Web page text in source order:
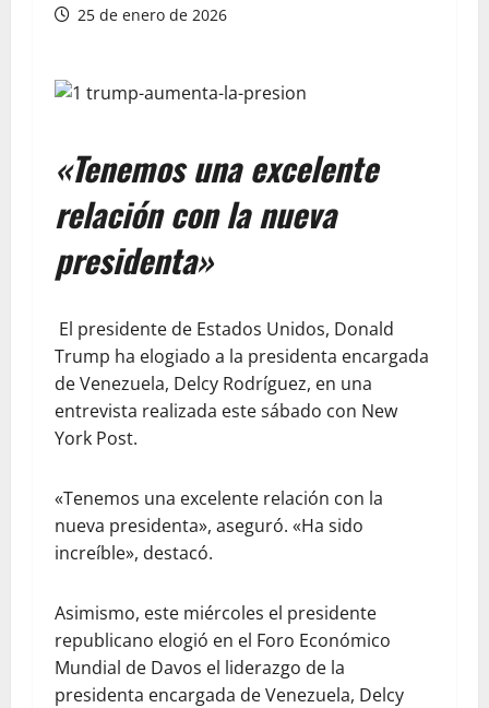
25 de enero de 2026
«Tenemos una excelente
relación con la nueva
presidenta»
El presidente de Estados Unidos, Donald
Trump ha elogiado a la presidenta encargada
de Venezuela, Delcy Rodríguez, en una
entrevista realizada este sábado con New
York Post.
«Tenemos una excelente relación con la
nueva presidenta», aseguró. «Ha sido
increíble», destacó.
Asimismo, este miércoles el presidente
republicano elogió en el Foro Económico
Mundial de Davos el liderazgo de la
presidenta encargada de Venezuela, Delcy